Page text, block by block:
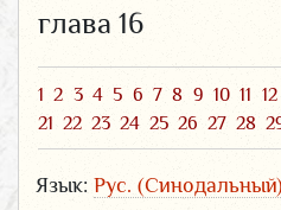
глава 16
1 2 3 4 5 6 7 8 9 10 11 12
21 22 23 24 25 26 27 28
Язык: Рус. (Синодальный)